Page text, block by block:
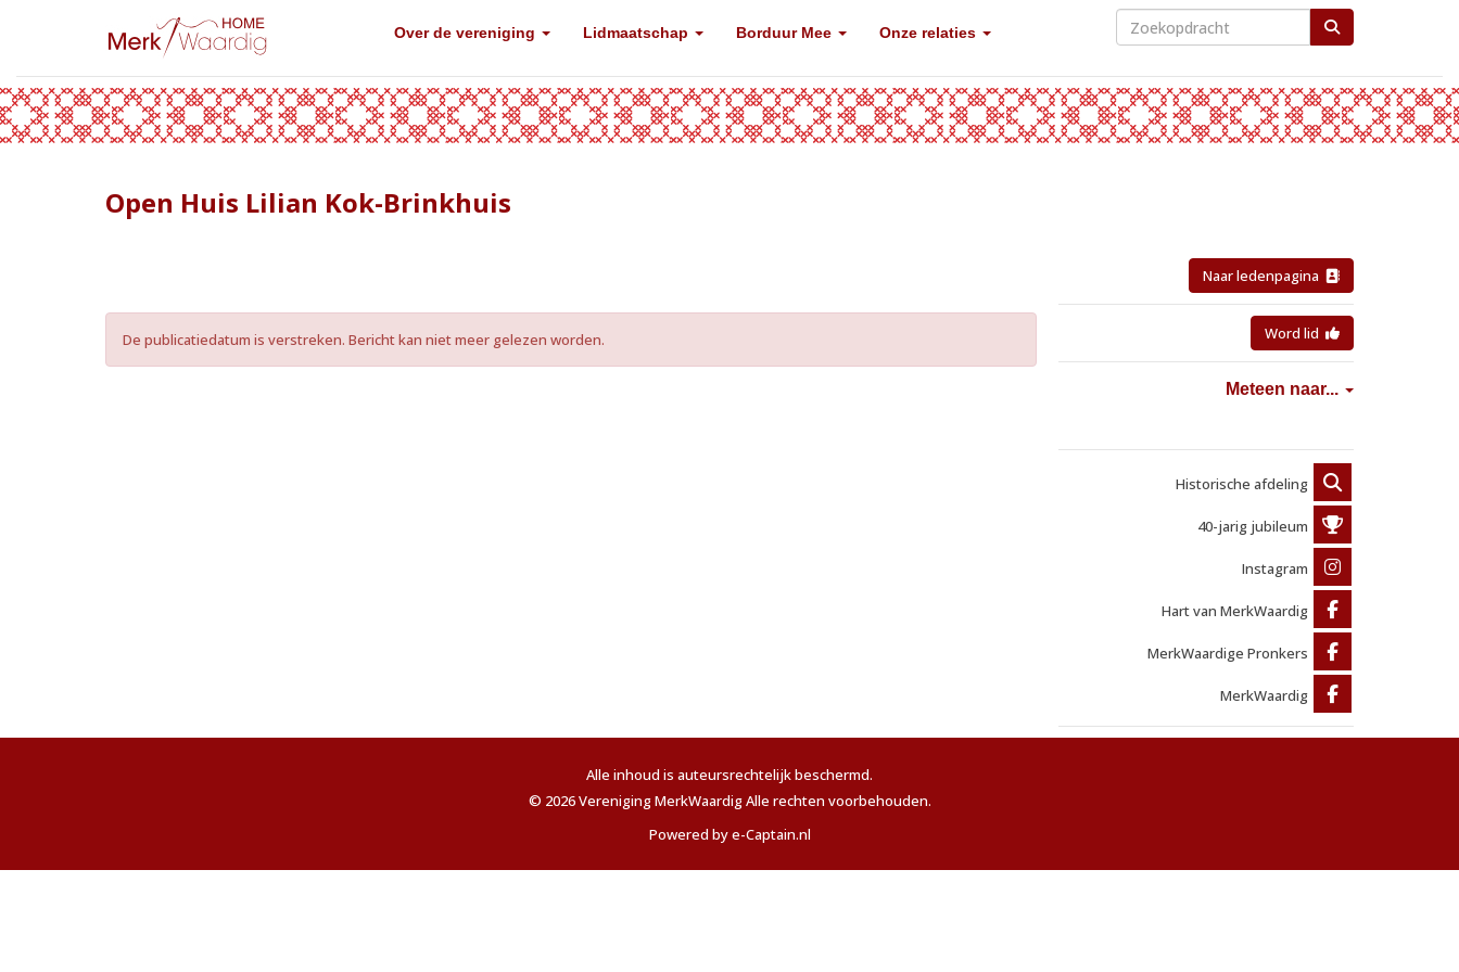
Over de vereniging Lidmaatschap Borduur Mee Onze relaties
Open Huis Lilian Kok-Brinkhuis
De publicatiedatum is verstreken. Bericht kan niet meer gelezen worden.
Naar ledenpagina
Word lid
Meteen naar...
Historische afdeling
40-jarig jubileum
Instagram
Hart van MerkWaardig
MerkWaardige Pronkers
MerkWaardig
Alle inhoud is auteursrechtelijk beschermd.
© 2026 Vereniging MerkWaardig Alle rechten voorbehouden.
Powered by e-Captain.nl